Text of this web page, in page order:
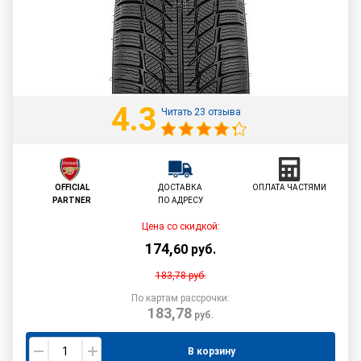
4.3 Читать 23 отзыва
OFFICIAL
PARTNER
ДОСТАВКА
ПО АДРЕСУ
ОПЛАТА ЧАСТЯМИ
Цена со скидкой:
174,60 руб.
183,78руб.
По картам рассрочки:
183,78руб.
В корзину